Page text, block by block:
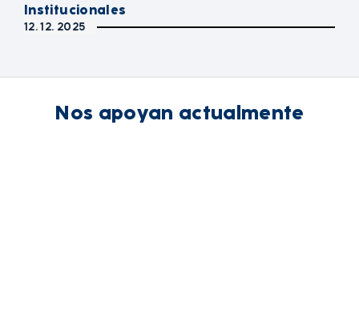
Institucionales
12. 12. 2025
Nos apoyan actualmente